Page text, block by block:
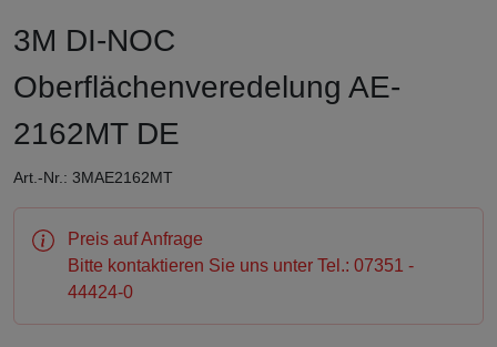
3M DI-NOC
Oberflächenveredelung AE-
2162MT DE
Art.-Nr.: 3MAE2162MT
Preis auf Anfrage
Bitte kontaktieren Sie uns unter Tel.: 07351 -
44424-0